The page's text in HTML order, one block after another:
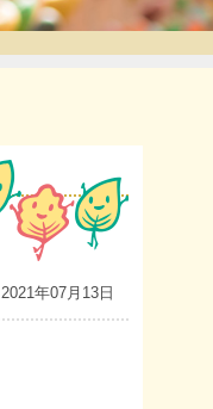
2021年07月13日